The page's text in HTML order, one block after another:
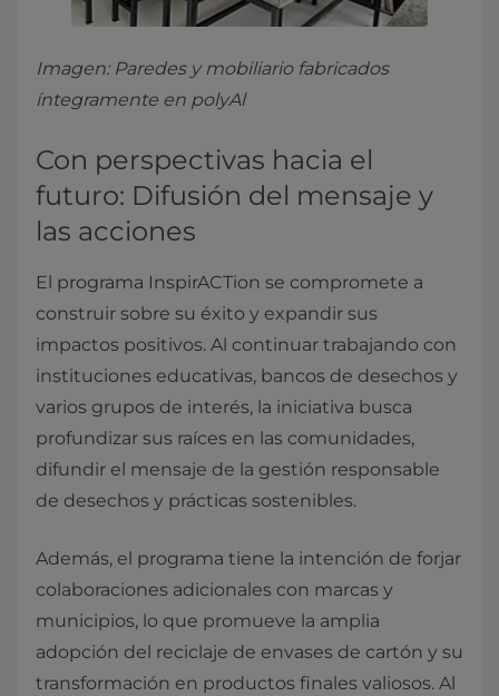
Imagen: Paredes y mobiliario fabricados
íntegramente en polyAl
Con perspectivas hacia el
futuro: Difusión del mensaje y
las acciones
El programa InspirACTion se compromete a
construir sobre su éxito y expandir sus
impactos positivos. Al continuar trabajando con
instituciones educativas, bancos de desechos y
varios grupos de interés, la iniciativa busca
profundizar sus raíces en las comunidades,
difundir el mensaje de la gestión responsable
de desechos y prácticas sostenibles.
Además, el programa tiene la intención de forjar
colaboraciones adicionales con marcas y
municipios, lo que promueve la amplia
adopción del reciclaje de envases de cartón y su
transformación en productos finales valiosos. Al